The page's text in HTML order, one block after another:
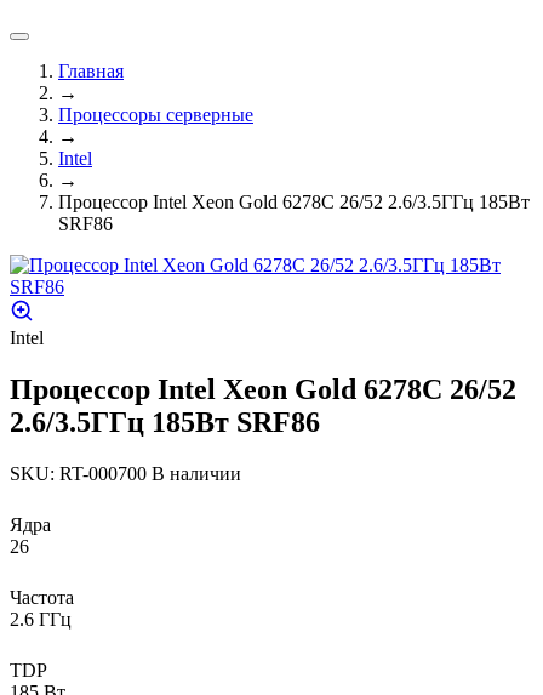
Главная
→
Процессоры серверные
→
Intel
→
Процессор Intel Xeon Gold 6278С 26/52 2.6/3.5ГГц 185Вт
SRF86
Intel
Процессор Intel Xeon Gold 6278С 26/52
2.6/3.5ГГц 185Вт SRF86
SKU: RT-000700 В наличии
Ядра
26
Частота
2.6 ГГц
TDP